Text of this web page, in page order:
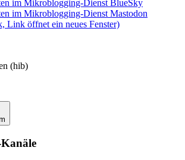
im Mikroblogging-Dienst BlueSky
im Mikroblogging-Dienst Mastodon
Link öffnet ein neues Fenster)
(hib)